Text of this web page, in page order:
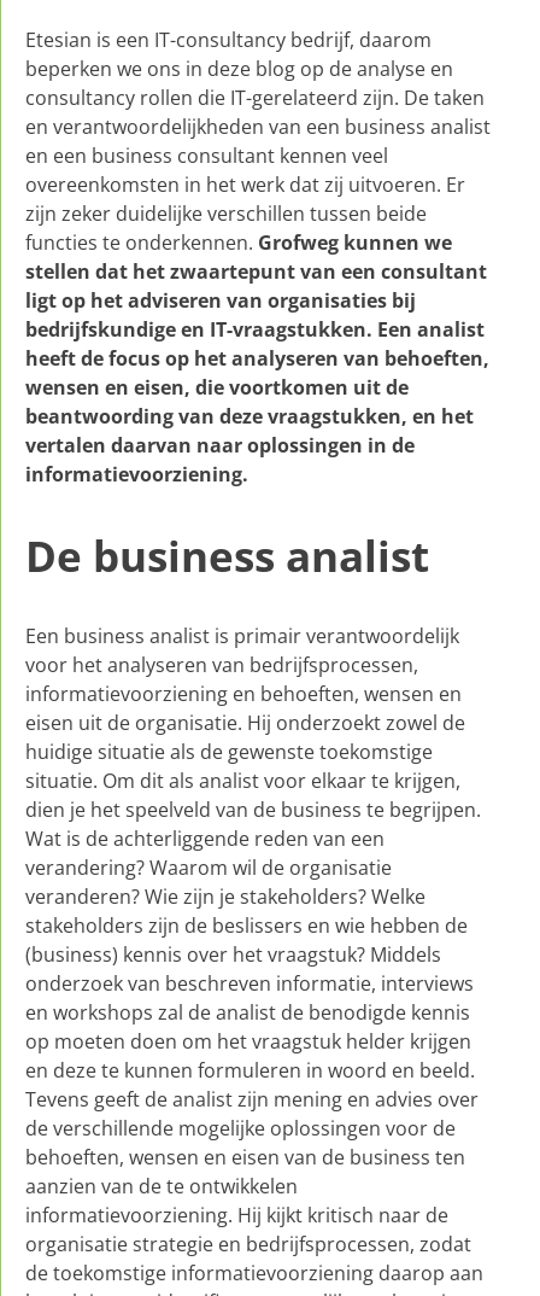
Etesian is een IT-consultancy bedrijf, daarom
beperken we ons in deze blog op de analyse en
consultancy rollen die IT-gerelateerd zijn. De taken
en verantwoordelijkheden van een business analist
en een business consultant kennen veel
overeenkomsten in het werk dat zij uitvoeren. Er
zijn zeker duidelijke verschillen tussen beide
functies te onderkennen. Grofweg kunnen we
stellen dat het zwaartepunt van een consultant
ligt op het adviseren van organisaties bij
bedrijfskundige en IT-vraagstukken. Een analist
heeft de focus op het analyseren van behoeften,
wensen en eisen, die voortkomen uit de
beantwoording van deze vraagstukken, en het
vertalen daarvan naar oplossingen in de
informatievoorziening.
De business analist
Een business analist is primair verantwoordelijk
voor het analyseren van bedrijfsprocessen,
informatievoorziening en behoeften, wensen en
eisen uit de organisatie. Hij onderzoekt zowel de
huidige situatie als de gewenste toekomstige
situatie. Om dit als analist voor elkaar te krijgen,
dien je het speelveld van de business te begrijpen.
Wat is de achterliggende reden van een
verandering? Waarom wil de organisatie
veranderen? Wie zijn je stakeholders? Welke
stakeholders zijn de beslissers en wie hebben de
(business) kennis over het vraagstuk? Middels
onderzoek van beschreven informatie, interviews
en workshops zal de analist de benodigde kennis
op moeten doen om het vraagstuk helder krijgen
en deze te kunnen formuleren in woord en beeld.
Tevens geeft de analist zijn mening en advies over
de verschillende mogelijke oplossingen voor de
behoeften, wensen en eisen van de business ten
aanzien van de te ontwikkelen
informatievoorziening. Hij kijkt kritisch naar de
organisatie strategie en bedrijfsprocessen, zodat
de toekomstige informatievoorziening daarop aan